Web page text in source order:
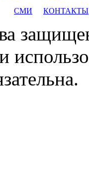
СМИ КОНТАКТЫ